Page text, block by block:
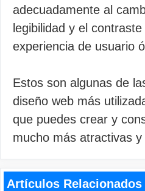
adecuadamente al
legibilidad y el
experiencia de usuario
Estos son algunas de
diseño web más
que puedes crear y
mucho más atractivas y
Artículos Relacionados